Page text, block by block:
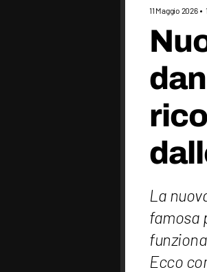
11 Maggio 2026
La
famosa
Ecco